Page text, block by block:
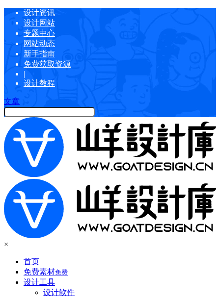
设计资讯
设计网站
专题中心
网站动态
新手指南
免费获取资源
|
设计教程
文章
×
首页
免费素材免费
设计工具
设计软件